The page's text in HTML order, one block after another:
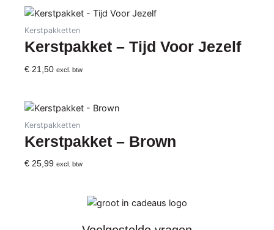
Kerstpakketten
Kerstpakket – Tijd Voor Jezelf
€ 21,50 excl. btw
Kerstpakketten
Kerstpakket – Brown
€ 25,99 excl. btw